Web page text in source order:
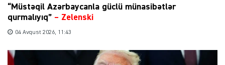
“Müstəqil Azərbaycanla güclü münasibətlər
qurmalıyıq” – Zelenski
04 Avqust 2026, 11:43